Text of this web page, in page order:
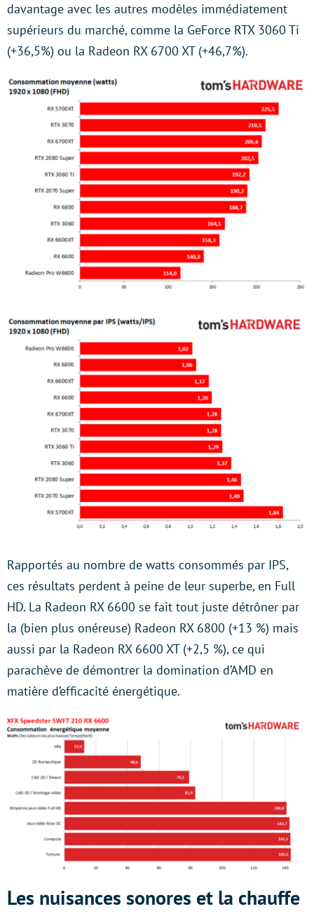
davantage avec les autres modèles immédiatement
supérieurs du marché, comme la GeForce RTX 3060 Ti
(+36,5%) ou la Radeon RX 6700 XT (+46,7%).
Rapportés au nombre de watts consommés par IPS,
ces résultats perdent à peine de leur superbe, en Full
HD. La Radeon RX 6600 se fait tout juste détrôner par
la (bien plus onéreuse) Radeon RX 6800 (+13 %) mais
aussi par la Radeon RX 6600 XT (+2,5 %), ce qui
parachève de démontrer la domination d’AMD en
matière d’efficacité énergétique.
Les nuisances sonores et la chauffe